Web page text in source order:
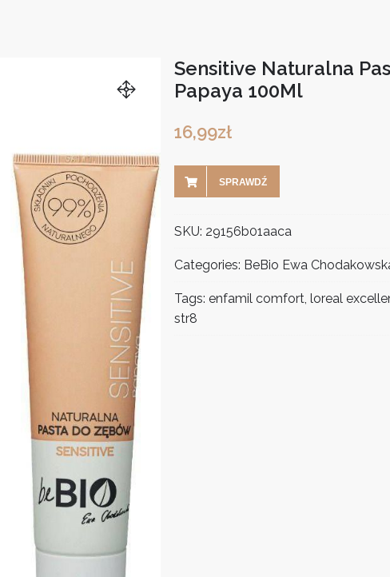
Sensitive Naturalna
Papaya 100Ml
16,99zł
SPRAWDŹ
SKU: 29156b01aaca
Categories: BeBio Ewa
Tags: enfamil comfort, loreal
str8